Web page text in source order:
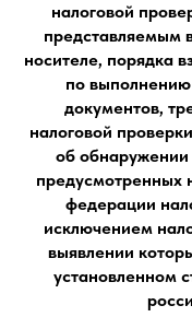
налоговой
представляемым
носителе, порядка
по
документов,
налоговой
об обнаружении
предусмотренных
федерации
исключением
выявлении
установленном